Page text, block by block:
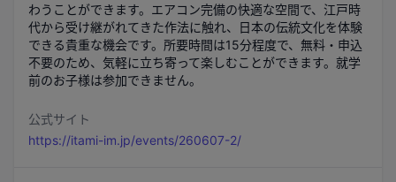
わうことができます。エアコン完備の快適な空間で、江戸時
代から受け継がれてきた作法に触れ、日本の伝統文化を体験
できる貴重な機会です。所要時間は15分程度で、無料・申込
不要のため、気軽に立ち寄って楽しむことができます。就学
前のお子様は参加できません。
公式サイト
https://itami-im.jp/events/260607-2/